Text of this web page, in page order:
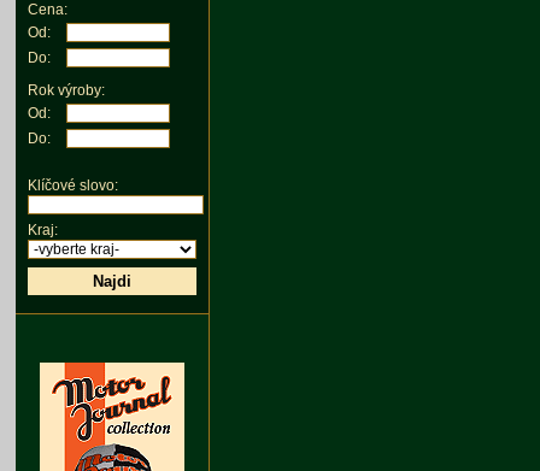
Cena:
Od:
Do:
Rok výroby:
Od:
Do:
Klíčové slovo:
Kraj:
Najdi